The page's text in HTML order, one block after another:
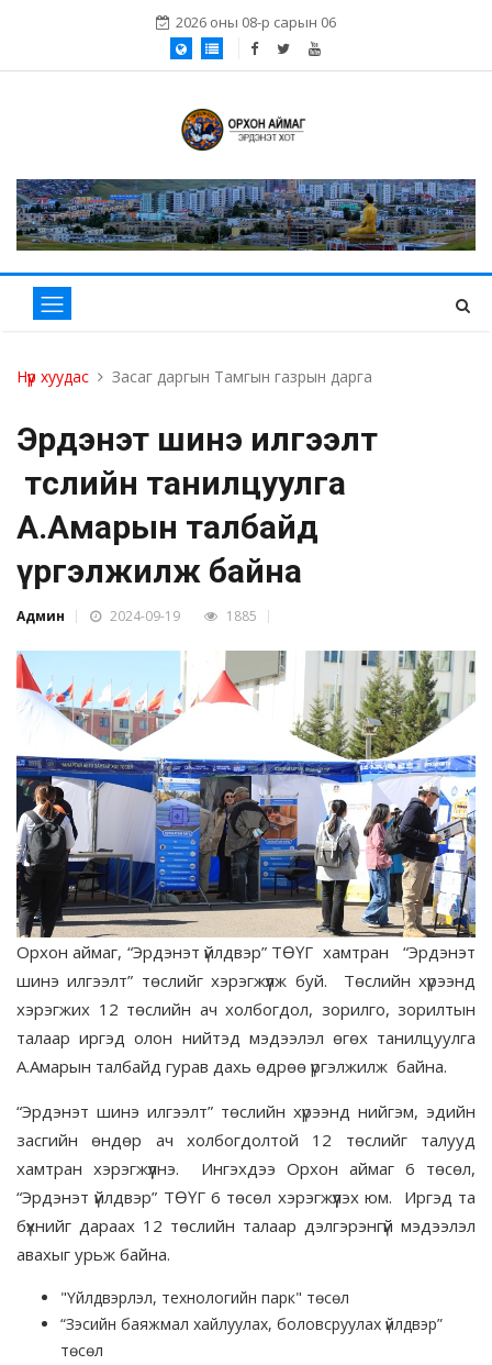
2026 оны 08-р сарын 06
Нүүр хуудас Засаг даргын Тамгын газрын дарга
Эрдэнэт шинэ илгээлт
төслийн танилцуулга
А.Амарын талбайд
үргэлжилж байна
Админ 2024-09-19 1885
Орхон аймаг, “Эрдэнэт үйлдвэр” ТӨҮГ хамтран “Эрдэнэт
шинэ илгээлт” төслийг хэрэгжүүлж буй. Төслийн хүрээнд
хэрэгжих 12 төслийн ач холбогдол, зорилго, зорилтын
талаар иргэд олон нийтэд мэдээлэл өгөх танилцуулга
А.Амарын талбайд гурав дахь өдрөө үргэлжилж байна.
“Эрдэнэт шинэ илгээлт” төслийн хүрээнд нийгэм, эдийн
засгийн өндөр ач холбогдолтой 12 төслийг талууд
хамтран хэрэгжүүлнэ. Ингэхдээ Орхон аймаг 6 төсөл,
“Эрдэнэт үйлдвэр” ТӨҮГ 6 төсөл хэрэгжүүлэх юм. Иргэд та
бүхнийг дараах 12 төслийн талаар дэлгэрэнгүй мэдээлэл
авахыг урьж байна.
"Үйлдвэрлэл, технологийн парк" төсөл
“Зэсийн баяжмал хайлуулах, боловсруулах үйлдвэр”
төсөл